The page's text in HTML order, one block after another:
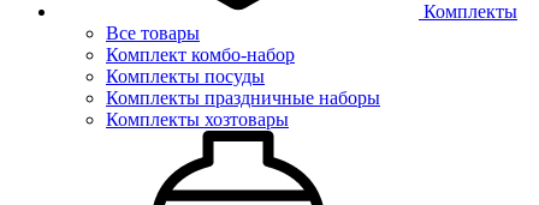
Комплекты
Все товары
Комплект комбо-набор
Комплекты посуды
Комплекты праздничные наборы
Комплекты хозтовары